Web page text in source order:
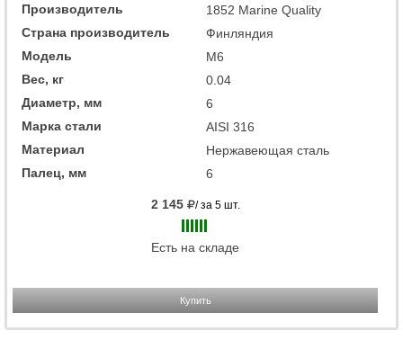
Производитель
1852 Marine Quality
Страна производитель
Финляндия
Модель
М6
Вес, кг
0.04
Диаметр, мм
6
Марка стали
AISI 316
Материал
Нержавеющая сталь
Палец, мм
6
2 145 / за 5 шт.
Есть на складе
Купить